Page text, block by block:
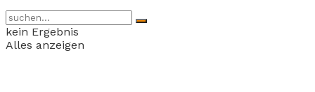
kein Ergebnis
Alles anzeigen